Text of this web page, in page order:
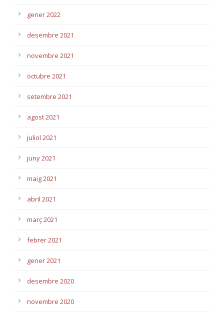
gener 2022
desembre 2021
novembre 2021
octubre 2021
setembre 2021
agost 2021
juliol 2021
juny 2021
maig 2021
abril 2021
març 2021
febrer 2021
gener 2021
desembre 2020
novembre 2020